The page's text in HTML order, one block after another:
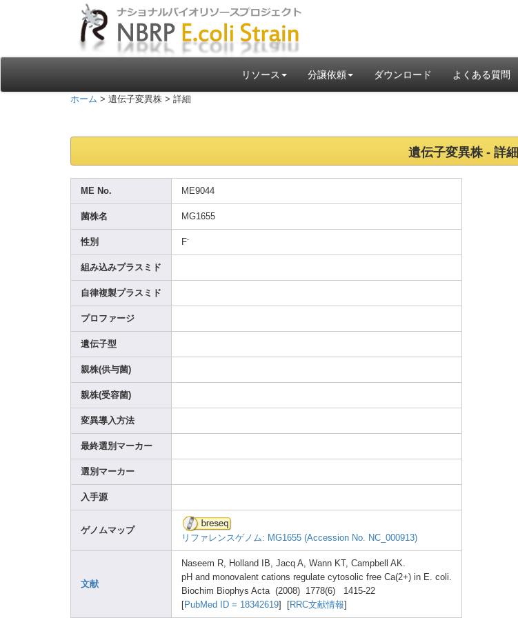
リソース 分譲依頼 ダウンロード よくある質問
ホーム > 遺伝子変異株 > 詳細
遺伝子変異株 - 詳細
ME No. ME9044
菌株名 MG1655
性別 F-
組み込みプラスミド
自律複製プラスミド
プロファージ
遺伝子型
親株(供与菌)
親株(受容菌)
変異導入方法
最終選別マーカー
選別マーカー
入手源
ゲノムマップ
リファレンスゲノム: MG1655 (Accession No. NC_000913)
文献
Naseem R, Holland IB, Jacq A, Wann KT, Campbell AK.
pH and monovalent cations regul ate cytosolic free Ca(2+) in E. coli.
Biochim Biophys Acta (2008) 1778(6) 1415-22
PubMed ID = 18342619 RRC文献情報